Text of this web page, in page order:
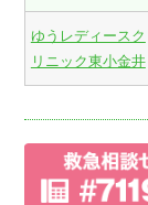
ゆうレディースク
リニック東小金井